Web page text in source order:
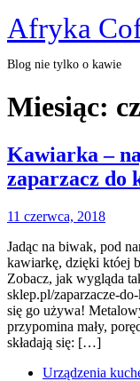
Skip
to
Afryka
Blog nie tylko o kawie
Menu
Miesiąc:
Kawiarka –
zaparzacz do
11 czerwca, 201811
2018
Jadąc na biwak, pod
kawiarkę, dzięki któej
Zobacz, jak wygląda
sklep.pl/zaparzacze-
się go używa!
przypomina mały,
składają się: […]
Urządzenia